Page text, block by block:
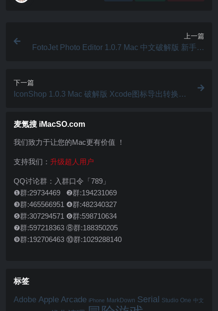
上一篇
FotoJet Photo Editor 1.0.7 Mac 中文破解版 新手必
下一篇
IconShop 1.0.3 Mac 破解版 Xcode图标导出转换工
麦氪搜 iMacSO.com
我们致力于让您的Mac更有价值 ！
支持我们： 升级超人用户
QQ讨论群：入群口令「789」
❶群:29734469 ❷群:194231069
❸群:465566951 ❹群:482340327
❺群:307294571 ❻群:598710634
❼群:597218363 ⑧群:188350205
❾群:192706463 ⑩群:1029288140
标签
Adobe Apple Arcade iPhone MarkDown Serial Studio One 中文